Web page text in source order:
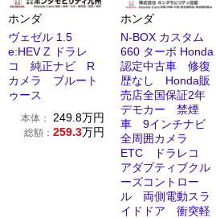
ホンダ
ヴェゼル 1.5
e:HEV Z ドラレ
コ 純正ナビ R
カメラ ブルート
ゥース
本体： 249.8万円
総額： 259.3万円
ホンダ
N-BOX カスタム
660 ターボ Honda
認定中古車 修復
歴なし Honda販
売店全国保証2年
デモカー 禁煙
車 9インチナビ
全周囲カメラ
ETC ドラレコ
アダプティブクル
ーズコントロー
ル 両側電動スラ
イドドア 衝突軽